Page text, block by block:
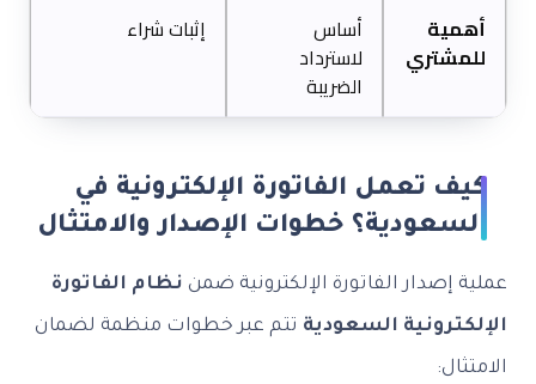
أهمية
للمشتري
أساس
لاسترداد
الضريبة
إثبات شراء
كيف تعمل الفاتورة الإلكترونية في
السعودية؟ خطوات الإصدار والامتثال
عملية إصدار الفاتورة الإلكترونية ضمن نظام الفاتورة
الإلكترونية السعودية تتم عبر خطوات منظمة لضمان
الامتثال: